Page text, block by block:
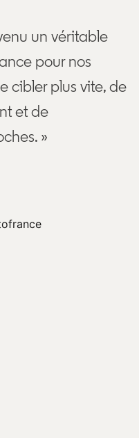
un véritable
pour nos
cibler plus vite, de
et de
»